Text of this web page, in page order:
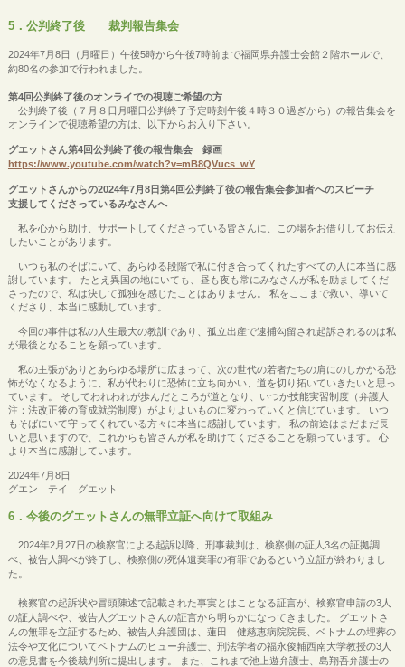
5．公判終了後 裁判報告集会
2024年7月8日（月曜日）午後5時から午後7時前まで福岡県弁護士会館２階ホールで、
約80名の参加で行われました。
第4回公判終了後のオンライでの視聴ご希望の方
公判終了後（７月８日月曜日公判終了予定時刻午後４時３０過ぎから）の報告集会を
オンラインで視聴希望の方は、以下からお入り下さい。
グエットさん第4回公判終了後の報告集会 録画
https://www.youtube.com/watch?v=mB8QVucs_wY
グエットさんからの2024年7月8日第4回公判終了後の報告集会参加者へのスピーチ
支援してくださっているみなさんへ
私を心から助け、サポートしてくださっている皆さんに、この場をお借りしてお伝え
したいことがあります。
いつも私のそばにいて、あらゆる段階で私に付き合ってくれたすべての人に本当に感
謝しています。 たとえ異国の地にいても、昼も夜も常にみなさんが私を励ましてくだ
さったので、私は決して孤独を感じたことはありません。 私をここまで救い、導いて
くださり、本当に感動しています。
今回の事件は私の人生最大の教訓であり、孤立出産で逮捕勾留され起訴されるのは私
が最後となることを願っています。
私の主張がありとあらゆる場所に広まって、次の世代の若者たちの肩にのしかかる恐
怖がなくなるように、私が代わりに恐怖に立ち向かい、道を切り拓いていきたいと思っ
ています。 そしてわれわれが歩んだところが道となり、いつか技能実習制度（弁護人
注：法改正後の育成就労制度）がよりよいものに変わっていくと信じています。 いつ
もそばにいて守ってくれている方々に本当に感謝しています。 私の前途はまだまだ長
いと思いますので、これからも皆さんが私を助けてくださることを願っています。 心
より本当に感謝しています。
2024年7月8日
グエン テイ グエット
6．今後のグエットさんの無罪立証へ向けて取組み
2024年2月27日の検察官による起訴以降、刑事裁判は、検察側の証人3名の証拠調
べ、被告人調べが終了し、検察側の死体遺棄罪の有罪であるという立証が終わりまし
た。
検察官の起訴状や冒頭陳述で記載された事実とはことなる証言が、検察官申請の3人
の証人調べや、被告人グエットさんの証言から明らかになってきました。 グエットさ
んの無罪を立証するため、被告人弁護団は、蓮田 健慈恵病院院長、ベトナムの埋葬の
法令や文化についてベトナムのヒュー弁護士、刑法学者の福永俊輔西南大学教授の3人
の意見書を今後裁判所に提出します。 また、これまで池上遊弁護士、島翔吾弁護士の